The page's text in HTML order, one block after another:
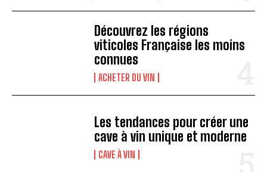
Découvrez les régions
viticoles Française les moins
connues
ACHETER DU VIN
Les tendances pour créer une
cave à vin unique et moderne
CAVE À VIN